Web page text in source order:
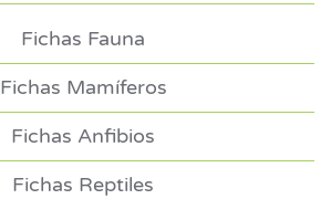
Fichas Fauna
Fichas Mamíferos
Fichas Anfibios
Fichas Reptiles